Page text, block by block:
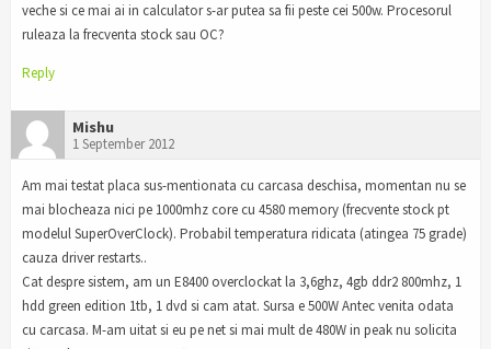
veche si ce mai ai in calculator s-ar putea sa fii peste cei 500w. Procesorul
ruleaza la frecventa stock sau OC?
Reply
Mishu
1 September 2012
Am mai testat placa sus-mentionata cu carcasa deschisa, momentan nu se
mai blocheaza nici pe 1000mhz core cu 4580 memory (frecvente stock pt
modelul SuperOverClock). Probabil temperatura ridicata (atingea 75 grade)
cauza driver restarts..
Cat despre sistem, am un E8400 overclockat la 3,6ghz, 4gb ddr2 800mhz, 1
hdd green edition 1tb, 1 dvd si cam atat. Sursa e 500W Antec venita odata
cu carcasa. M-am uitat si eu pe net si mai mult de 480W in peak nu solicita